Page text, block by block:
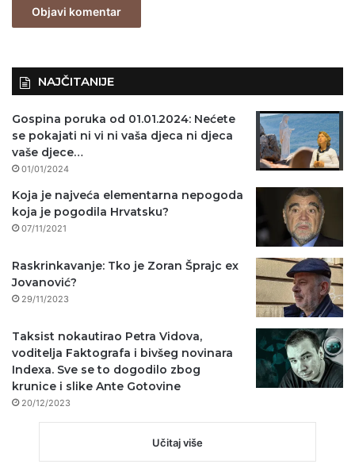
NAJČITANIJE
Gospina poruka od 01.01.2024: Nećete
se pokajati ni vi ni vaša djeca ni djeca
vaše djece…
01/01/2024
Koja je najveća elementarna nepogoda
koja je pogodila Hrvatsku?
07/11/2021
Raskrinkavanje: Tko je Zoran Šprajc ex
Jovanović?
29/11/2023
Taksist nokautirao Petra Vidova,
voditelja Faktografa i bivšeg novinara
Indexa. Sve se to dogodilo zbog
krunice i slike Ante Gotovine
20/12/2023
Učitaj više